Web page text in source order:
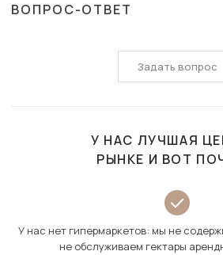
ВОПРОС-ОТВЕТ
Задать вопрос
У НАС ЛУЧШАЯ
РЫНКЕ И ВОТ
У нас нет гипермаркетов: мы не
не обслуживаем гектары